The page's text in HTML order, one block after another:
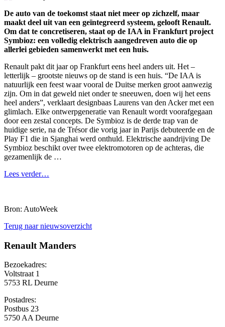
De auto van de toekomst staat niet meer op zichzelf, maar
maakt deel uit van een geïntegreerd systeem, gelooft Renault.
Om dat te concretiseren, staat op de IAA in Frankfurt project
Symbioz: een volledig elektrisch aangedreven auto die op
allerlei gebieden samenwerkt met een huis.
Renault pakt dit jaar op Frankfurt eens heel anders uit. Het –
letterlijk – grootste nieuws op de stand is een huis. “De IAA is
natuurlijk een feest waar vooral de Duitse merken groot aanwezig
zijn. Om in dat geweld niet onder te sneeuwen, doen wij het eens
heel anders”, verklaart designbaas Laurens van den Acker met een
glimlach. Elke ontwerpgeneratie van Renault wordt voorafgegaan
door een zestal concepts. De Symbioz is de derde trap van de
huidige serie, na de Trésor die vorig jaar in Parijs debuteerde en de
Play F1 die in Sjanghai werd onthuld. Elektrische aandrijving De
Symbioz beschikt over twee elektromotoren op de achteras, die
gezamenlijk de …
Lees verder…
Bron: AutoWeek
Terug naar nieuwsoverzicht
Renault Manders
Bezoekadres:
Voltstraat 1
5753 RL Deurne
Postadres:
Postbus 23
5750 AA Deurne